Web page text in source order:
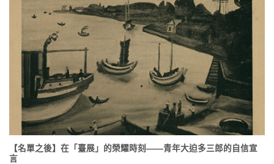
【名單之後】在「臺展」的榮耀時刻——青年大迫多三郎的自信宣
言